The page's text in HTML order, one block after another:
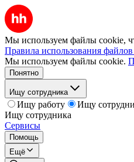
Мы используем файлы cookie,
Правила использования
Мы используем файлы cookie.
Понятно
Ищу сотрудника
Ищу работу
Ищу
Ищу сотрудника
Сервисы
Помощь
Ещё